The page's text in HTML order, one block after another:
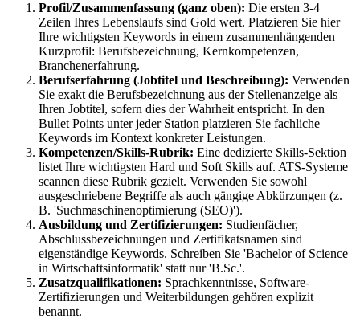
Profil/Zusammenfassung (ganz oben): Die ersten 3-4
Zeilen Ihres Lebenslaufs sind Gold wert. Platzieren Sie hier
Ihre wichtigsten Keywords in einem zusammenhängenden
Kurzprofil: Berufsbezeichnung, Kernkompetenzen,
Branchenerfahrung.
Berufserfahrung (Jobtitel und Beschreibung): Verwenden
Sie exakt die Berufsbezeichnung aus der Stellenanzeige als
Ihren Jobtitel, sofern dies der Wahrheit entspricht. In den
Bullet Points unter jeder Station platzieren Sie fachliche
Keywords im Kontext konkreter Leistungen.
Kompetenzen/Skills-Rubrik: Eine dedizierte Skills-Sektion
listet Ihre wichtigsten Hard und Soft Skills auf. ATS-Systeme
scannen diese Rubrik gezielt. Verwenden Sie sowohl
ausgeschriebene Begriffe als auch gängige Abkürzungen (z.
B. 'Suchmaschinenoptimierung (SEO)').
Ausbildung und Zertifizierungen: Studienfächer,
Abschlussbezeichnungen und Zertifikatsnamen sind
eigenständige Keywords. Schreiben Sie 'Bachelor of Science
in Wirtschaftsinformatik' statt nur 'B.Sc.'.
Zusatzqualifikationen: Sprachkenntnisse, Software-
Zertifizierungen und Weiterbildungen gehören explizit
benannt.